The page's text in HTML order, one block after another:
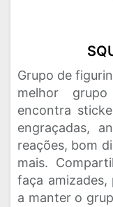
Grupo de
melhor
encontra
engraçadas,
reações, bom
mais.
faça
a manter o